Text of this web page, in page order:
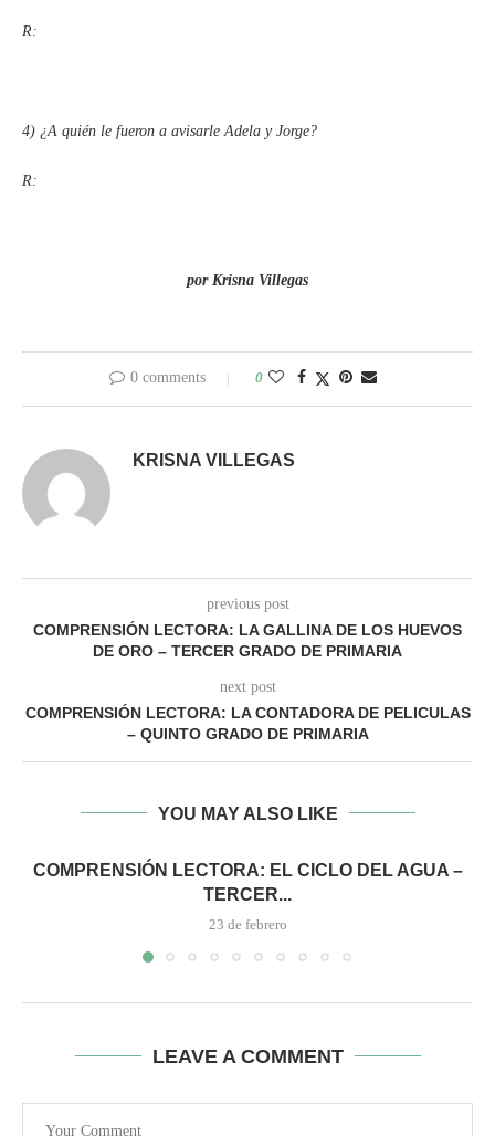
R:
4) ¿A quién le fueron a avisarle Adela y Jorge?
R:
por Krisna Villegas
0 comments 0
KRISNA VILLEGAS
previous post
COMPRENSIÓN LECTORA: LA GALLINA DE LOS HUEVOS
DE ORO – TERCER GRADO DE PRIMARIA
next post
COMPRENSIÓN LECTORA: LA CONTADORA DE PELICULAS
– QUINTO GRADO DE PRIMARIA
YOU MAY ALSO LIKE
COMPRENSIÓN LECTORA: EL CICLO DEL AGUA –
TERCER...
23 de febrero
LEAVE A COMMENT